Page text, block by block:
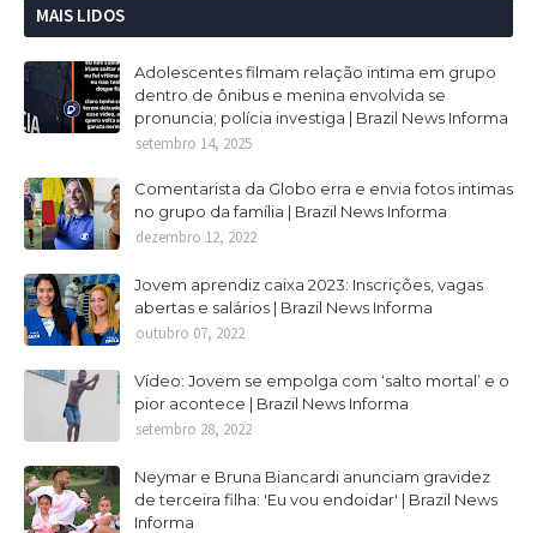
MAIS LIDOS
Adolescentes filmam relação intima em grupo
dentro de ônibus e menina envolvida se
pronuncia; polícia investiga | Brazil News Informa
setembro 14, 2025
Comentarista da Globo erra e envia fotos intimas
no grupo da família | Brazil News Informa
dezembro 12, 2022
Jovem aprendiz caixa 2023: Inscrições, vagas
abertas e salários | Brazil News Informa
outubro 07, 2022
Vídeo: Jovem se empolga com ‘salto mortal’ e o
pior acontece | Brazil News Informa
setembro 28, 2022
Neymar e Bruna Biancardi anunciam gravidez
de terceira filha: 'Eu vou endoidar' | Brazil News
Informa